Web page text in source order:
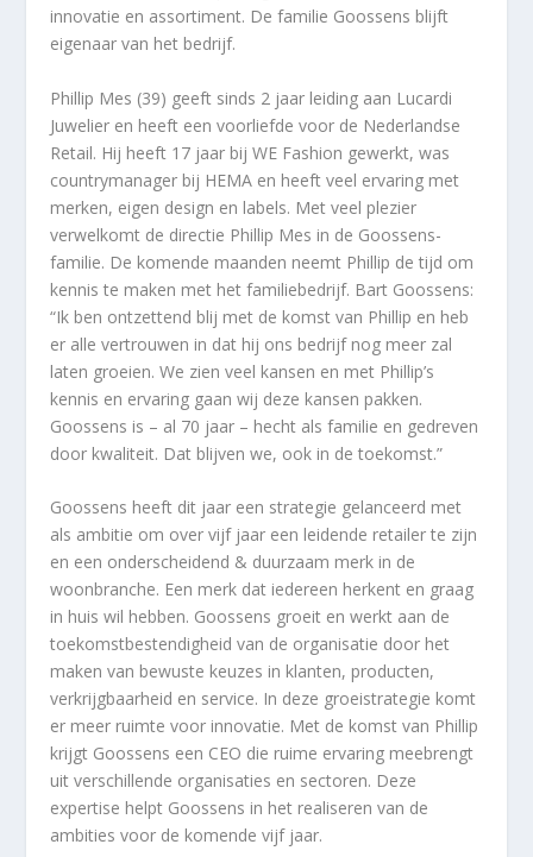
innovatie en assortiment. De familie Goossens blijft
eigenaar van het bedrijf.
Phillip Mes (39) geeft sinds 2 jaar leiding aan Lucardi
Juwelier en heeft een voorliefde voor de Nederlandse
Retail. Hij heeft 17 jaar bij WE Fashion gewerkt, was
countrymanager bij HEMA en heeft veel ervaring met
merken, eigen design en labels. Met veel plezier
verwelkomt de directie Phillip Mes in de Goossens-
familie. De komende maanden neemt Phillip de tijd om
kennis te maken met het familiebedrijf. Bart Goossens:
“Ik ben ontzettend blij met de komst van Phillip en heb
er alle vertrouwen in dat hij ons bedrijf nog meer zal
laten groeien. We zien veel kansen en met Phillip’s
kennis en ervaring gaan wij deze kansen pakken.
Goossens is – al 70 jaar – hecht als familie en gedreven
door kwaliteit. Dat blijven we, ook in de toekomst.”
Goossens heeft dit jaar een strategie gelanceerd met
als ambitie om over vijf jaar een leidende retailer te zijn
en een onderscheidend & duurzaam merk in de
woonbranche. Een merk dat iedereen herkent en graag
in huis wil hebben. Goossens groeit en werkt aan de
toekomstbestendigheid van de organisatie door het
maken van bewuste keuzes in klanten, producten,
verkrijgbaarheid en service. In deze groeistrategie komt
er meer ruimte voor innovatie. Met de komst van Phillip
krijgt Goossens een CEO die ruime ervaring meebrengt
uit verschillende organisaties en sectoren. Deze
expertise helpt Goossens in het realiseren van de
ambities voor de komende vijf jaar.